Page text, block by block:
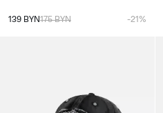
139 BYN175 BYN -21%